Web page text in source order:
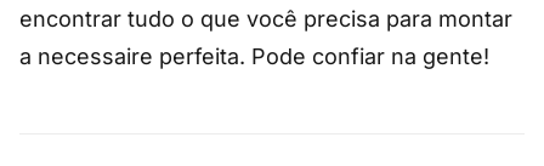
encontrar tudo o que você precisa para montar
a necessaire perfeita. Pode confiar na gente!